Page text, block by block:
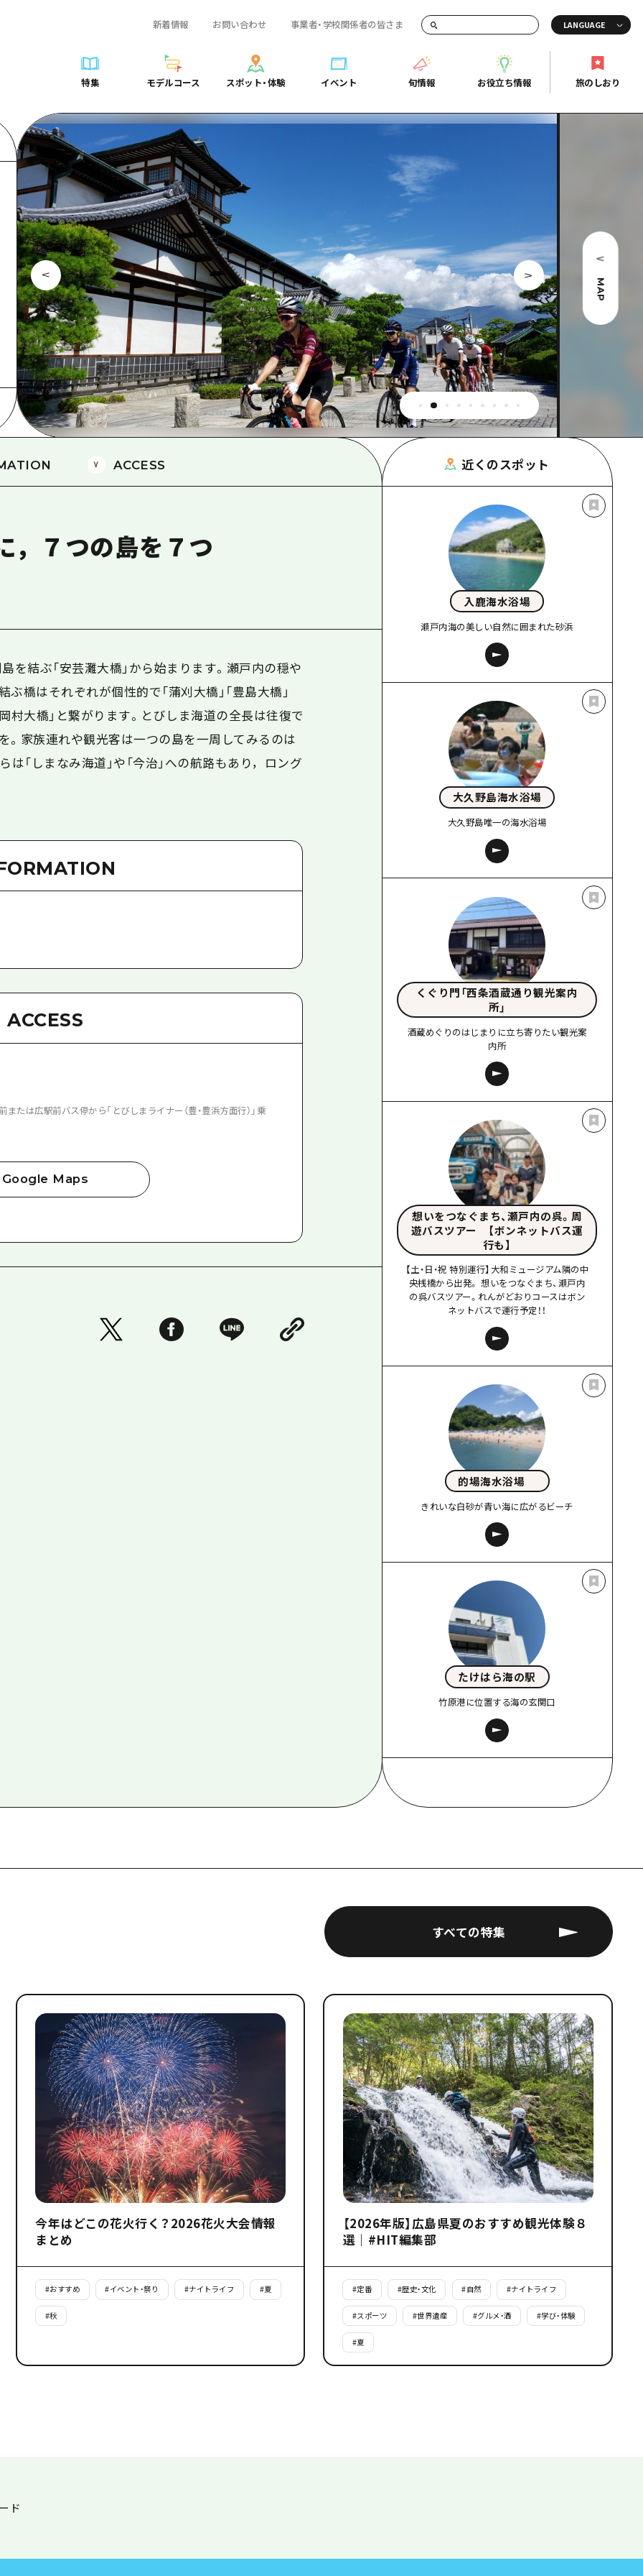
新着情報 お問い合わせ 事業者・学校関係者の皆さま
特集
・祭り
サイクリング
ショッピング
スポーツ
ナイトライフ
世界遺産
学び・体験
定番
歴史・文化
癒し
自然
モデルコース
モデルコース一覧
Dive! Hiroshima 公式ガイド
広島もしもトラベル
あたらしい非日常
広島市周辺
安芸
備後
備北
芸北
宮島周辺
山口県東部
2泊3日
スポット・体験
スポット・体験一覧
芸北
宮島周辺
山口県東部
愛媛県
島根県
イベント
旬情報
お役立ち情報
お役立ち情報一覧
アクセス
二次交通まとめ
施設の混雑状況のお知らせ
お得な周遊チケット
手荷物預かり・配送サービス
HIROSHIMA FREE Wi-Fi
観光案内所
広島県を訪れる外国人旅行者向け情報一覧
ボランティアガイド
ユニバーサルツーリズム
広島県の魅力を動画でご紹介！
フォトダウンロード
関連リンク
旅のしおり
世界遺産
歴史・文化
宮島周辺
山口県東部
半日備後
山口県東部
愛媛県
島根県
HIROSHIMA FREE Wi-Fi
ボランティアガイド
ユニバーサルツーリズム
広島県の魅力を動画でご紹介！
よくあるご質問
MAP
ACCESS
，７つの島を７つ
を結ぶ「安芸灘大橋」から始まります。瀬戸内の穏や
橋はそれぞれが個性的で「蒲刈大橋」「豊島大橋」
岡村大橋」と繋がります。とびしま海道の全長は往復で
。家族連れや観光客は一つの島を一周してみるのは
は「しまなみ海道」や「今治」への航路もあり，ロング
ACCESS
たは広駅前バス停から「とびしまライナー（豊・豊浜方面行）」乗
Google Maps
近くのスポット
入鹿海水浴場
瀬戸内海の美しい自然に囲まれた砂浜
大久野島海水浴場
大久野島唯一の海水浴場
くぐり門「西条酒蔵通り観光案内
所」
酒蔵めぐりのはじまりに立ち寄りたい観光案
内所
想いをつなぐまち、瀬戸内の呉。周
遊バスツアー 【ボンネットバス運
行も】
【土・日・祝 特別運行】大和ミュージアム隣の中
央桟橋から出発。 想いをつなぐまち、瀬戸内
の呉バスツアー。れんがどおりコースはボン
ネットバスで運行予定！！
的場海水浴場
きれいな白砂が青い海に広がるビーチ
たけはら海の駅
竹原港に位置する海の玄関口
すべての特集
今年はどこの花火行く？2026花火大会情報
まとめ
#おすすめ #イベント・祭り #ナイトライフ #夏
#秋
【2026年版】広島県夏のおすすめ観光体験８
選｜#HIT編集部
#定番 #歴史・文化 #自然 #ナイトライフ
#スポーツ #世界遺産 #グルメ・酒 #学び・体験
#夏
ド